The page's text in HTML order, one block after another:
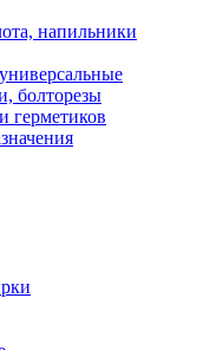
напильники
болторезы
герметиков